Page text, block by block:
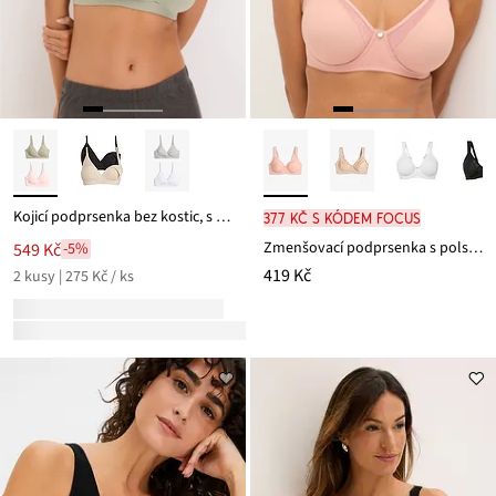
Kojicí podprsenka bez kostic, s organickou bavlnou (2 ks v balení)
549 Kč-5%
2 kusy | 275 Kč / ks
377 Kč s kódem FOCUS
Zmenšovací podprsenka s polstrovanými ramínky
419 Kč